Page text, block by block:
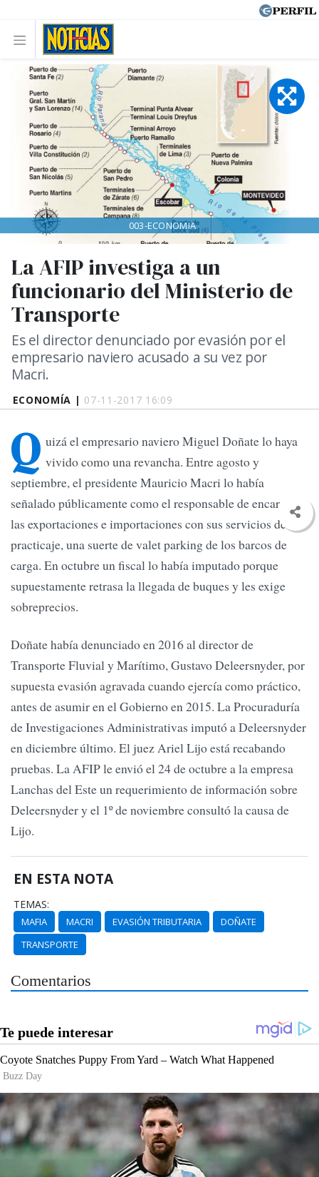
ECONOMÍA | 07-11-2017 16:09
La AFIP investiga a un
funcionario del Ministerio de
Transporte
Es el director denunciado por evasión por el
empresario naviero acusado a su vez por
Macri.
003-ECONOMIA
Q uizá el empresario naviero Miguel Doñate lo haya
vivido como una revancha. Entre agosto y
septiembre, el presidente Mauricio Macri lo había
señalado públicamente como el responsable de encarecer
las exportaciones e importaciones con sus servicios de
practicaje, una suerte de valet parking de los barcos de
carga. En octubre un fiscal lo había imputado porque
supuestamente retrasa la llegada de buques y les exige
sobreprecios.
Doñate había denunciado en 2016 al director de
Transporte Fluvial y Marítimo, Gustavo Deleersnyder, por
supuesta evasión agravada cuando ejercía como práctico,
antes de asumir en el Gobierno en 2015. La Procuraduría
de Investigaciones Administrativas imputó a Deleersnyder
en diciembre último. El juez Ariel Lijo está recabando
pruebas. La AFIP le envió el 24 de octubre a la empresa
Lanchas del Este un requerimiento de información sobre
Deleersnyder y el 1º de noviembre consultó la causa de
Lijo.
EN ESTA NOTA
TEMAS:
MAFIA MACRI EVASIÓN TRIBUTARIA
DOÑATE
TRANSPORTE
Comentarios